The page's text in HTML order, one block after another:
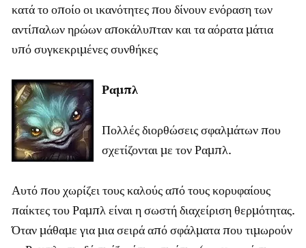
κατά το οποίο οι ικανότητες που δίνουν ενόραση των
αντίπαλων ηρώων αποκάλυπταν και τα αόρατα μάτια
υπό συγκεκριμένες συνθήκες
Ραμπλ
Πολλές διορθώσεις σφαλμάτων που
σχετίζονται με τον Ραμπλ.
Αυτό που χωρίζει τους καλούς από τους κορυφαίους
παίκτες του Ραμπλ είναι η σωστή διαχείριση θερμότητας.
Όταν μάθαμε για μια σειρά από σφάλματα που τιμωρούν